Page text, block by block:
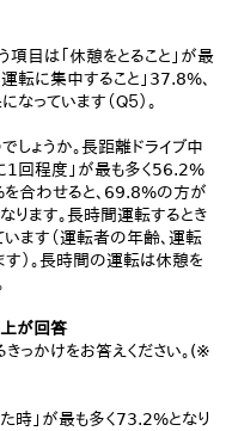
目は「休憩をとること」が最
転に集中すること」37.8%、
っています（Ｑ５）。
しょうか。長距離ドライブ中
1回程度」が最も多く56.2%
を合わせると、69.8%の方が
ります。長時間運転するとき
ます（運転者の年齢、運転
）。長時間の運転は休憩を
が回答
っかけをお答えください。(※
時」が最も多く73.2%となり